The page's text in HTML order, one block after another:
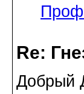
Re:
Добрый